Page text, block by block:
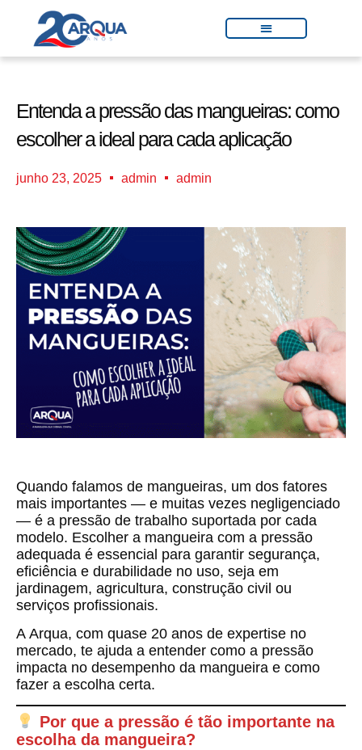
Entenda a pressão das mangueiras: como
escolher a ideal para cada aplicação
junho 23, 2025 admin admin
Quando falamos de mangueiras, um dos fatores
mais importantes — e muitas vezes negligenciado
— é a pressão de trabalho suportada por cada
modelo. Escolher a mangueira com a pressão
adequada é essencial para garantir segurança,
eficiência e durabilidade no uso, seja em
jardinagem, agricultura, construção civil ou
serviços profissionais.
A Arqua, com quase 20 anos de expertise no
mercado, te ajuda a entender como a pressão
impacta no desempenho da mangueira e como
fazer a escolha certa.
Por que a pressão é tão importante na
escolha da mangueira?